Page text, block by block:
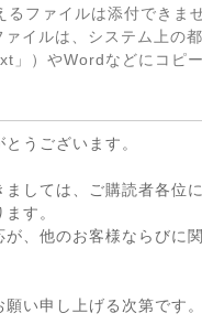
るファイルは添付できませ
イルは、システム上の
」）やWordなどにコピ
うございます。
しては、ご購読者各
す。
、他のお客様ならび
い申し上げる次第です。